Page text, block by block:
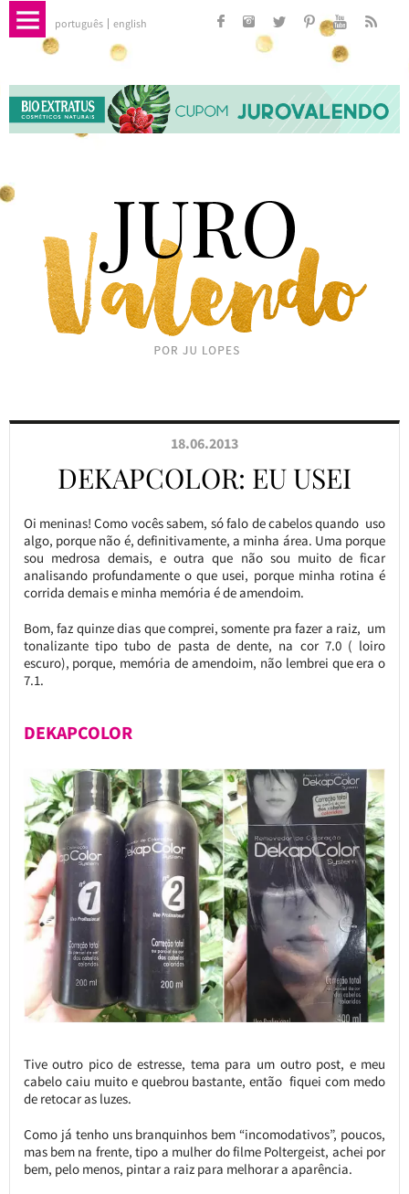
português english
18.06.2013
DEKAPCOLOR: EU USEI
Oi meninas! Como vocês sabem, só falo de cabelos quando uso
algo, porque não é, definitivamente, a minha área. Uma porque
sou medrosa demais, e outra que não sou muito de ficar
analisando profundamente o que usei, porque minha rotina é
corrida demais e minha memória é de amendoim.
Bom, faz quinze dias que comprei, somente pra fazer a raiz, um
tonalizante tipo tubo de pasta de dente, na cor 7.0 ( loiro
escuro), porque, memória de amendoim, não lembrei que era o
7.1.
DEKAPCOLOR
Tive outro pico de estresse, tema para um outro post, e meu
cabelo caiu muito e quebrou bastante, então fiquei com medo
de retocar as luzes.
Como já tenho uns branquinhos bem “incomodativos”, poucos,
mas bem na frente, tipo a mulher do filme Poltergeist, achei por
bem, pelo menos, pintar a raiz para melhorar a aparência.